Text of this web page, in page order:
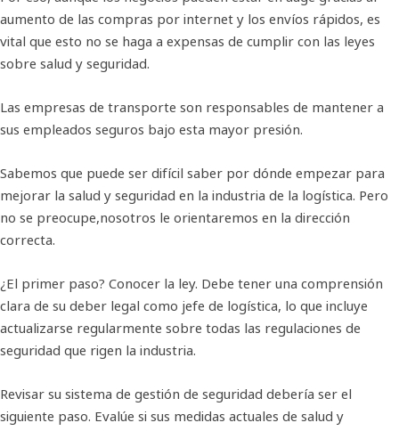
aumento de las compras por internet y los envíos rápidos, es
vital que esto no se haga a expensas de cumplir con las leyes
sobre salud y seguridad.
Las empresas de transporte son responsables de mantener a
sus empleados seguros bajo esta mayor presión.
Sabemos que puede ser difícil saber por dónde empezar para
mejorar la salud y seguridad en la industria de la logística. Pero
no se preocupe,nosotros le orientaremos en la dirección
correcta.
¿El primer paso? Conocer la ley. Debe tener una comprensión
clara de su deber legal como jefe de logística, lo que incluye
actualizarse regularmente sobre todas las regulaciones de
seguridad que rigen la industria.
Revisar su sistema de gestión de seguridad debería ser el
siguiente paso. Evalúe si sus medidas actuales de salud y